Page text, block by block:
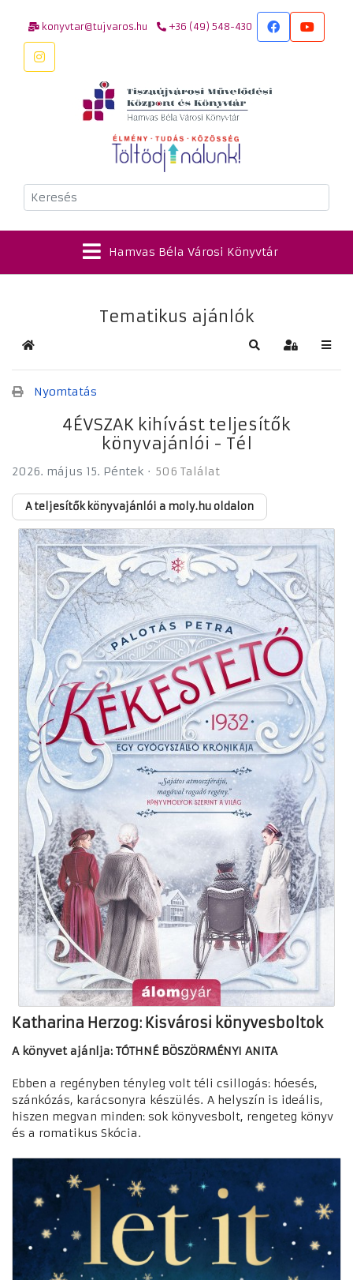
konyvtar@tujvaros.hu +36 (49) 548-430
Keresés
Hamvas Béla Városi Könyvtár
Tematikus ajánlók
Kezdőlap Keresés
Nyomtatás
4ÉVSZAK kihívást teljesítők
könyvajánlói - Tél
2026. május 15. Péntek 506 Találat
A teljesítők könyvajánlói a moly.hu oldalon
Katharina Herzog: Kisvárosi könyvesboltok
A könyvet ajánlja: TÓTHNÉ BÖSZÖRMÉNYI ANITA
Ebben a regényben tényleg volt téli csillogás: hóesés,
szánkózás, karácsonyra készülés. A helyszín is ideális,
hiszen megvan minden: sok könyvesbolt, rengeteg könyv
és a romatikus Skócia.